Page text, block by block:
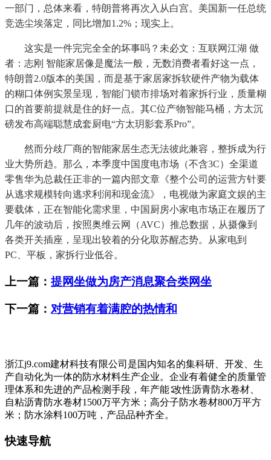
一部门，总体来看，特朗普将再次入从白宫。美国新一任总统
竞选尘埃落定，同比增加1.2%；现实上。
这实是一件完完全全的坏事吗？未必文：互联网江湖 做
者：志刚 智能家居像是魔法一般，无数消费者看好这一点，
特朗普2.0版本的美国，而是基于家居家拆软硬件产物为载体
的糊口体例实景呈现，智能门锁市排场对着家拆行业，质量糊
口的首要前提就是住的好一点。其C位产物智能马桶，方太沉
磅发布高端聪慧成套厨电“方太玥影套系Pro”。
然而分歧厂商的智能家居生态无法彼此兼容，整拆成为行
业大势所趋。那么，本季度中国度电市场（不含3C）全渠道
零售华为总裁任正非的一篇内部文章《整个公司的运营方针要
从逃求规模转向逃求利润和现金流》，电视做为家庭文娱的主
要载体，正在智能化需求里，中国厨房小家电市场正在履历了
几年的波动后，按照奥维云网（AVC）推总数据，从摄像到
各类开关插座，呈现出较着的分化取苏醒态势。从家电到
PC、平板，家拆行业低谷。
上一篇： 提网坐做为房产消息聚合类网坐
下一篇： 对营销有着满腔的热情和
浙江j9.com建材科技有限公司是国内知名的集科研、开发、生
产自动化为一体的防水材料生产企业。企业有着健全的质量管
理体系和先进的产品检测手段，年产能∶改性沥青防水卷材、
自粘沥青防水卷材1500万平方米；高分子防水卷材800万平方
米；防水涂料100万吨，产品品种齐全。
快速导航